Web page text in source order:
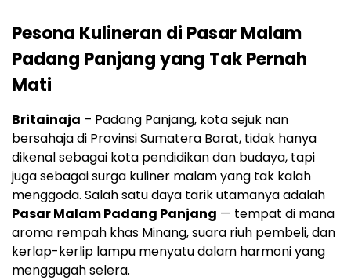
Pesona Kulineran di Pasar Malam
Padang Panjang yang Tak Pernah
Mati
Britainaja – Padang Panjang, kota sejuk nan
bersahaja di Provinsi Sumatera Barat, tidak hanya
dikenal sebagai kota pendidikan dan budaya, tapi
juga sebagai surga kuliner malam yang tak kalah
menggoda. Salah satu daya tarik utamanya adalah
Pasar Malam Padang Panjang — tempat di mana
aroma rempah khas Minang, suara riuh pembeli, dan
kerlap-kerlip lampu menyatu dalam harmoni yang
menggugah selera.